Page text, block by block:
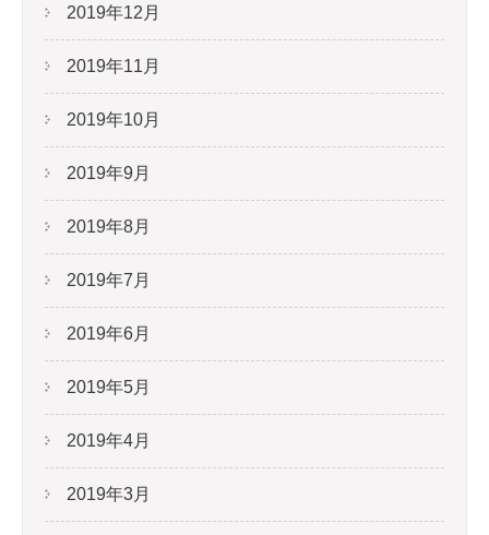
2019年12月
2019年11月
2019年10月
2019年9月
2019年8月
2019年7月
2019年6月
2019年5月
2019年4月
2019年3月